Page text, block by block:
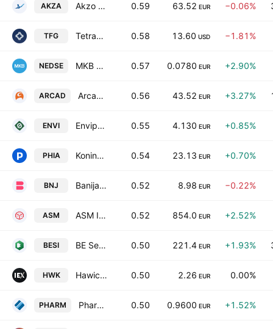
AKZA Akzo Nobel N.V. 0.59 63.52 EUR −0.06%
TFG Tetragon Financial Group Limited 0.58 13.60 USD −1.81%
NEDSE MKB NedSense N.V. 0.57 0.0780 EUR +2.90%
ARCAD Arcadis NV 0.56 43.52 EUR +3.27%
ENVI Envipco Holding N.V. 0.55 4.130 EUR +0.85%
PHIA Koninklijke Philips N.V. 0.54 23.13 EUR +0.70%
BNJ Banijay Group N.V. Class A 0.52 8.98 EUR −0.22%
ASM ASM International N.V. 0.52 854.0 EUR +2.52%
BESI BE Semiconductor Industries N.V. 0.50 221.4 EUR +1.93%
HWK Hawick Data N.V 0.50 2.26 EUR 0.00%
PHARM Pharming Group NV 0.50 0.9600 EUR +1.52%